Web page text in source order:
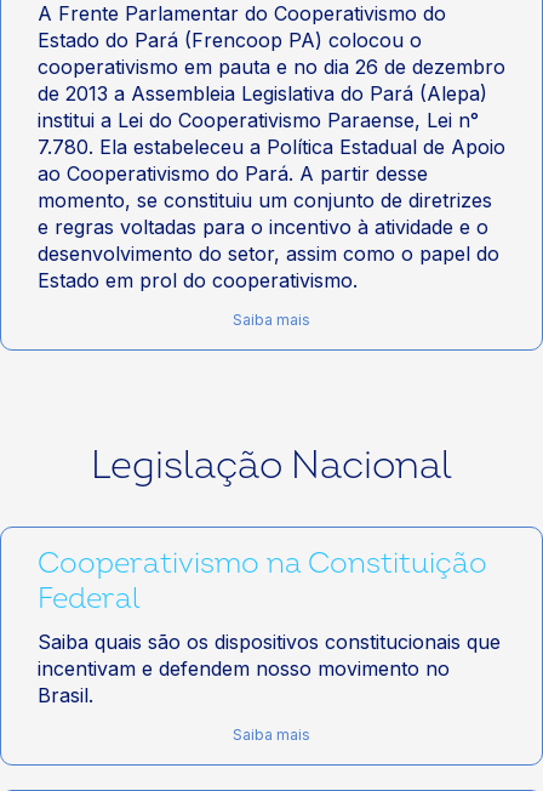
A Frente Parlamentar do Cooperativismo do
Estado do Pará (Frencoop PA) colocou o
cooperativismo em pauta e no dia 26 de dezembro
de 2013 a Assembleia Legislativa do Pará (Alepa)
institui a Lei do Cooperativismo Paraense, Lei n°
7.780. Ela estabeleceu a Política Estadual de Apoio
ao Cooperativismo do Pará. A partir desse
momento, se constituiu um conjunto de diretrizes
e regras voltadas para o incentivo à atividade e o
desenvolvimento do setor, assim como o papel do
Estado em prol do cooperativismo.
Saiba mais
Legislação Nacional
Cooperativismo na Constituição
Federal
Saiba quais são os dispositivos constitucionais que
incentivam e defendem nosso movimento no
Brasil.
Saiba mais